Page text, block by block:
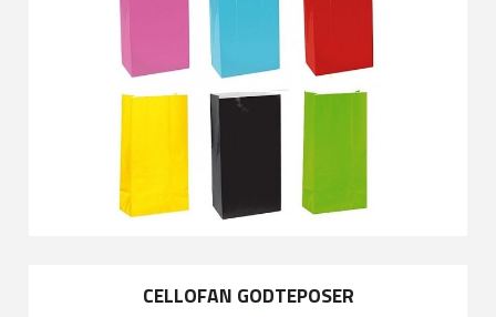
CELLOFAN GODTEPOSER